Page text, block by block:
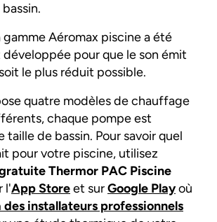
gamme Aéromax piscine a été
pour que le son émit
le plus réduit possible.
quatre modèles de chauffage
chaque pompe est
taille de bassin. Pour savoir quel
pour votre piscine, utilisez
Thermor PAC Piscine
l'App Storeet surGoogle Playoù
des installateurs professionnels